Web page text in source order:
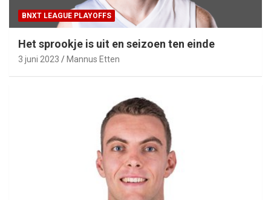
BNXT LEAGUE PLAYOFFS
Het sprookje is uit en seizoen ten einde
3 juni 2023 Mannus Etten